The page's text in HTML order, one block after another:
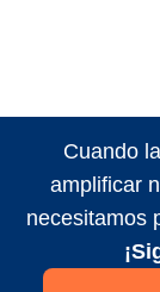
Cuando
amplificar
necesitamos